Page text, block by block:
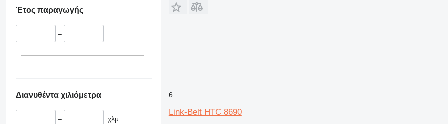
390
395
430
Έτος παραγωγής
–
Διανυθέντα χιλιόμετρα
– χλμ
6
Link-Belt HTC 8690